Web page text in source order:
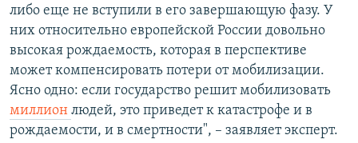
либо еще не вступили в его завершающую фазу. У
них относительно европейской России довольно
высокая рождаемость, которая в перспективе
может компенсировать потери от мобилизации.
Ясно одно: если государство решит мобилизовать
миллион людей, это приведет к катастрофе и в
рождаемости, и в смертности", – заявляет эксперт.